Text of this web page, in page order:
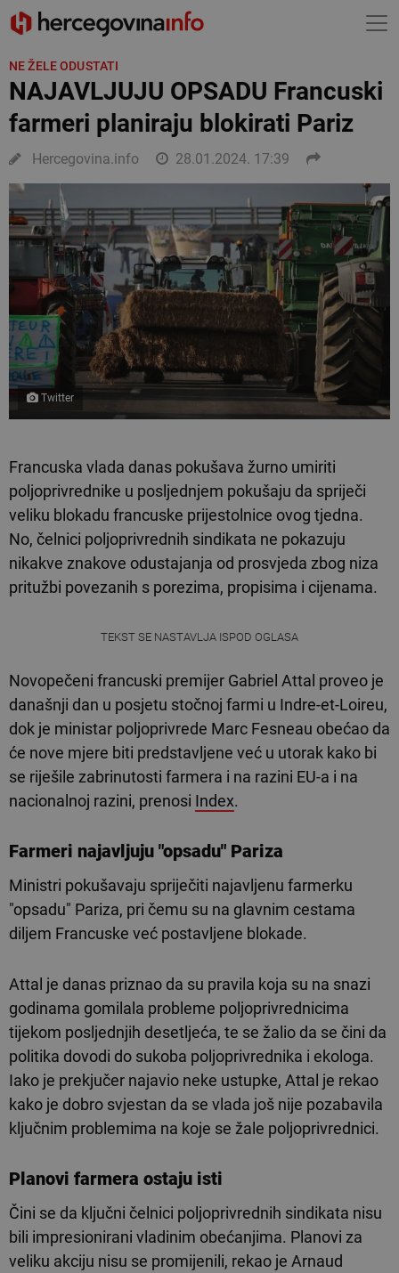
NE ŽELE ODUSTATI
NAJAVLJUJU OPSADU Francuski
farmeri planiraju blokirati Pariz
Hercegovina.info 28.01.2024. 17:39
Twitter
Francuska vlada danas pokušava žurno umiriti
poljoprivrednike u posljednjem pokušaju da spriječi
veliku blokadu francuske prijestolnice ovog tjedna.
No, čelnici poljoprivrednih sindikata ne pokazuju
nikakve znakove odustajanja od prosvjeda zbog niza
pritužbi povezanih s porezima, propisima i cijenama.
TEKST SE NASTAVLJA ISPOD OGLASA
Novopečeni francuski premijer Gabriel Attal proveo je
današnji dan u posjetu stočnoj farmi u Indre-et-Loireu,
dok je ministar poljoprivrede Marc Fesneau obećao da
će nove mjere biti predstavljene već u utorak kako bi
se riješile zabrinutosti farmera i na razini EU-a i na
nacionalnoj razini, prenosi Index.
Farmeri najavljuju "opsadu" Pariza
Ministri pokušavaju spriječiti najavljenu farmerku
"opsadu" Pariza, pri čemu su na glavnim cestama
diljem Francuske već postavljene blokade.
Attal je danas priznao da su pravila koja su na snazi
godinama gomilala probleme poljoprivrednicima
tijekom posljednjih desetljeća, te se žalio da se čini da
politika dovodi do sukoba poljoprivrednika i ekologa.
Iako je prekjučer najavio neke ustupke, Attal je rekao
kako je dobro svjestan da se vlada još nije pozabavila
ključnim problemima na koje se žale poljoprivrednici.
Planovi farmera ostaju isti
Čini se da ključni čelnici poljoprivrednih sindikata nisu
bili impresionirani vladinim obećanjima. Planovi za
veliku akciju nisu se promijenili, rekao je Arnaud